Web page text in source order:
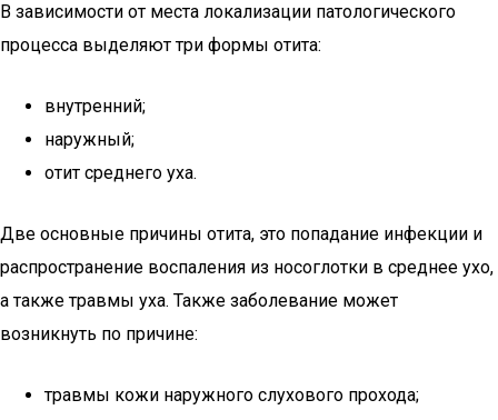
В зависимости от места локализации патологического
процесса выделяют три формы отита:
внутренний;
наружный;
отит среднего уха.
Две основные причины отита, это попадание инфекции и
распространение воспаления из носоглотки в среднее ухо,
а также травмы уха. Также заболевание может
возникнуть по причине:
травмы кожи наружного слухового прохода;